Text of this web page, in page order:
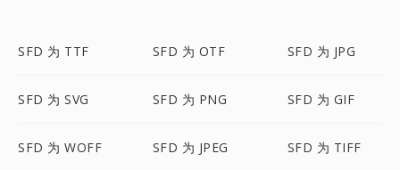
SFD 为 TTF SFD 为 OTF SFD 为 JPG
SFD 为 SVG SFD 为 PNG SFD 为 GIF
SFD 为 WOFF SFD 为 JPEG SFD 为 TIFF